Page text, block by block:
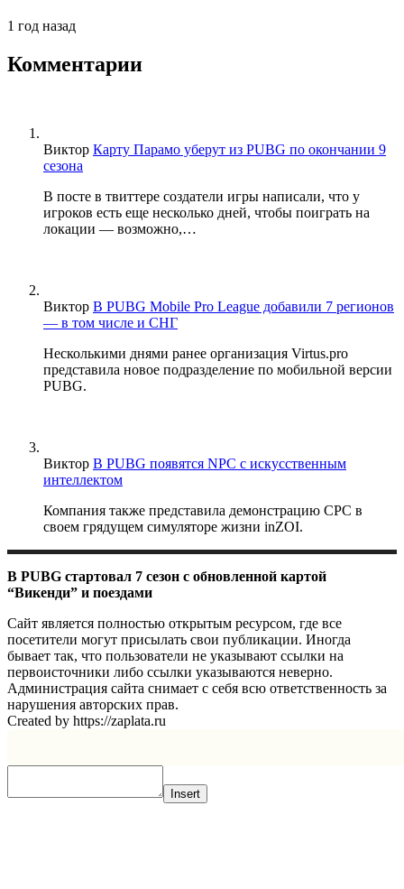
1 год назад
Комментарии
Виктор Карту Парамо уберут из PUBG по окончании 9
сезона
В посте в твиттере создатели игры написали, что у
игроков есть еще несколько дней, чтобы поиграть на
локации — возможно,…
Виктор В PUBG Mobile Pro League добавили 7 регионов
— в том числе и СНГ
Несколькими днями ранее организация Virtus.pro
представила новое подразделение по мобильной версии
PUBG.
Виктор В PUBG появятся NPC с искусственным
интеллектом
Компания также представила демонстрацию CPC в
своем грядущем симуляторе жизни inZOI.
В PUBG стартовал 7 сезон с обновленной картой
“Викенди” и поездами
Сайт является полностью открытым ресурсом, где все
посетители могут присылать свои публикации. Иногда
бывает так, что пользователи не указывают ссылки на
первоисточники либо ссылки указываются неверно.
Администрация сайта снимает с себя всю ответственность за
нарушения авторских прав.
Created by https://zaplata.ru
Insert